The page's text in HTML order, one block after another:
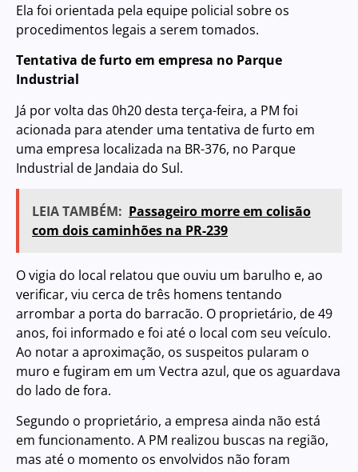
Ela foi orientada pela equipe policial sobre os
procedimentos legais a serem tomados.
Tentativa de furto em empresa no Parque
Industrial
Já por volta das 0h20 desta terça-feira, a PM foi
acionada para atender uma tentativa de furto em
uma empresa localizada na BR-376, no Parque
Industrial de Jandaia do Sul.
LEIA TAMBÉM: Passageiro morre em colisão
com dois caminhões na PR-239
O vigia do local relatou que ouviu um barulho e, ao
verificar, viu cerca de três homens tentando
arrombar a porta do barracão. O proprietário, de 49
anos, foi informado e foi até o local com seu veículo.
Ao notar a aproximação, os suspeitos pularam o
muro e fugiram em um Vectra azul, que os aguardava
do lado de fora.
Segundo o proprietário, a empresa ainda não está
em funcionamento. A PM realizou buscas na região,
mas até o momento os envolvidos não foram